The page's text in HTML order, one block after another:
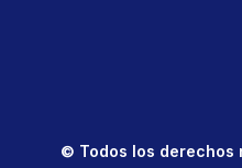
© Todos los derechos